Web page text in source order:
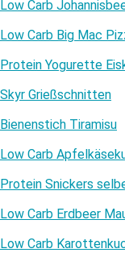
Low Carb
Low Carb Big Mac
Protein Yogurette
Skyr Grießschnitten
Bienenstich Tiramisu
Low Carb
Protein Snickers
Low Carb Erdbeer
Low Carb